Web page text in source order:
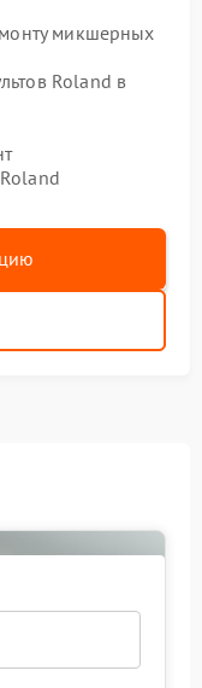
микшерных
Roland в